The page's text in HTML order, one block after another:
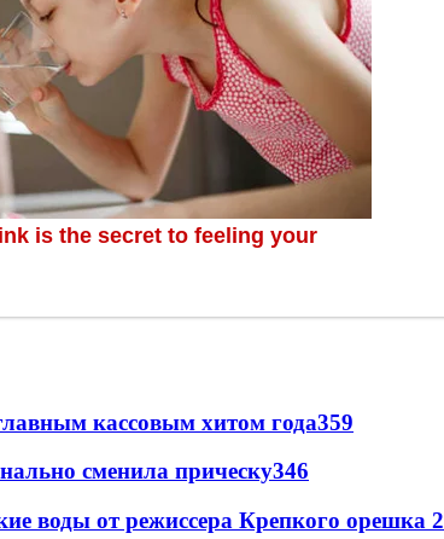
кассовым хитом года359
сменила прическу346
воды от режиссера Крепкого орешка 2